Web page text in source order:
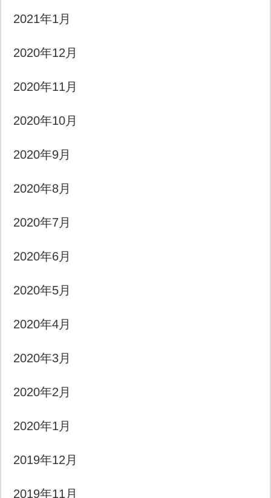
2021年1月
2020年12月
2020年11月
2020年10月
2020年9月
2020年8月
2020年7月
2020年6月
2020年5月
2020年4月
2020年3月
2020年2月
2020年1月
2019年12月
2019年11月